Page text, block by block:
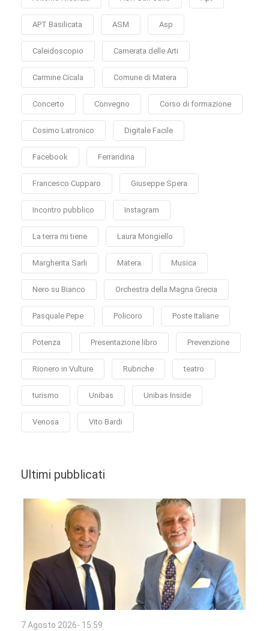
APT Basilicata ASM Asp
Caleidoscopio Camerata delle Arti
Carmine Cicala Comune di Matera
Concerto Convegno Corso di formazione
Cosimo Latronico Digitale Facile
Facebook Ferrandina
Francesco Cupparo Giuseppe Spera
Incontro pubblico Instagram
La terra mi tiene Laura Mongiello
Margherita Sarli Matera Musica
Nero su Bianco Orchestra della Magna Grecia
Pasquale Pepe Policoro Poste Italiane
Potenza Presentazione libro Prevenzione
Rionero in Vulture Rubriche teatro
turismo Unibas Unibas Inside
Venosa Vito Bardi
Ultimi pubblicati
7 Agosto 2026- 15:59